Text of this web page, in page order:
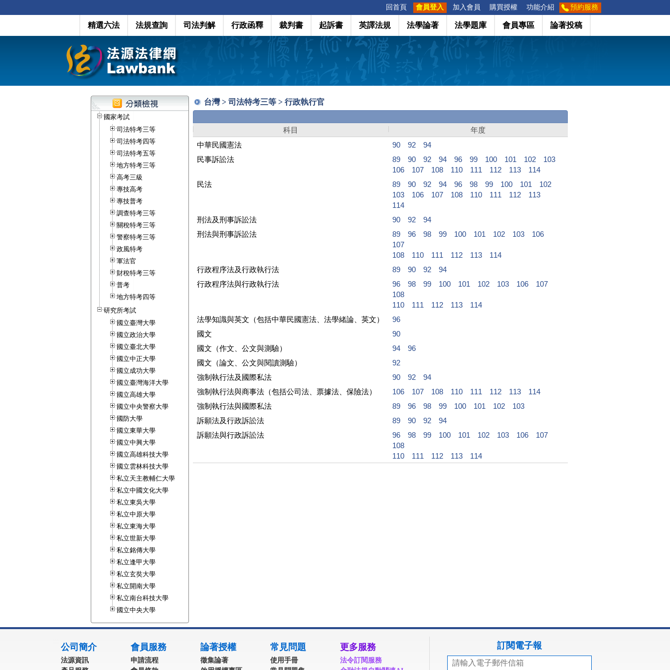
回首頁 會員登入 加入會員 購買授權 功能介紹 預約服務
精選六法 法規查詢 司法判解 行政函釋 裁判書 起訴書 英譯法規 法學論著 法學題庫 會員專區 論著投稿
國家考試
司法特考三等
司法特考四等
司法特考五等
地方特考三等
高考三級
專技高考
專技普考
調查特考三等
關稅特考三等
警察特考三等
政風特考
軍法官
財稅特考三等
普考
地方特考四等
研究所考試
國立臺灣大學
國立政治大學
國立臺北大學
國立中正大學
國立成功大學
國立臺灣海洋大學
國立高雄大學
國立中央警察大學
國防大學
國立東華大學
國立中興大學
國立高雄科技大學
國立雲林科技大學
私立天主教輔仁大學
私立中國文化大學
私立東吳大學
私立中原大學
私立東海大學
私立世新大學
私立銘傳大學
私立逢甲大學
私立玄奘大學
私立開南大學
私立南台科技大學
國立中央大學
台灣 > 司法特考三等 > 行政執行官
科目
年度
中華民國憲法
90 92
94
民事訴訟法
89 90 92 94 96 99 100 101 102
103
106
107 108 110 111 112 113
114
民法
89 90 92 94 96 98 99 100 101
102
103
106 107 108 110 111 112
113
114
刑法及刑事訴訟法
90 92
94
刑法與刑事訴訟法
89 96 98 99 100 101 102 103
106
107
108
110 111 112 113
114
行政程序法及行政執行法
89 90 92
94
行政程序法與行政執行法
96 98 99 100 101 102 103 106
107
108
110
111 112 113
114
法學知識與英文（包括中華民國憲法、法學緒論、英文）
96
國文
90
國文（作文、公文與測驗）
94
96
國文（論文、公文與閱讀測驗）
92
強制執行法及國際私法
90 92
94
強制執行法與商事法（包括公司法、票據法、保險法）
106 107 108 110 111 112 113
114
強制執行法與國際私法
89 96 98 99 100 101 102
103
訴願法及行政訴訟法
89 90 92
94
訴願法與行政訴訟法
96 98 99 100 101 102 103 106
107
108
110
111 112 113 114
公司簡介
法源資訊
會員服務
申請流程
論著授權
徵集論著
常見問題
使用手冊
更多服務
法令訂閱服務
訂閱電子報